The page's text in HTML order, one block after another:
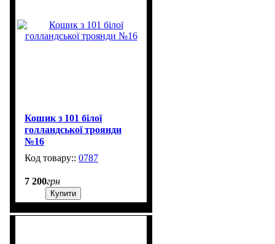
Кошик з 101 білої
голландської троянди
№16
0787
7 200грн
Купити